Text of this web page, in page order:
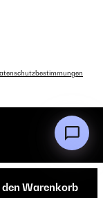
den Warenkorb